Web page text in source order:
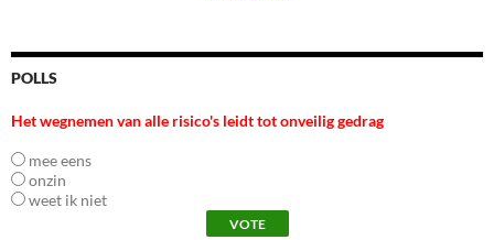
POLLS
Het wegnemen van alle risico's leidt tot onveilig gedrag
mee eens
onzin
weet ik niet